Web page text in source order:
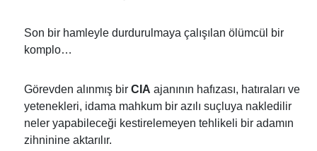
Son bir hamleyle durdurulmaya çalışılan ölümcül bir
komplo…
Görevden alınmış bir CIA ajanının hafızası, hatıraları ve
yetenekleri, idama mahkum bir azılı suçluya nakledilir
neler yapabileceği kestirelemeyen tehlikeli bir adamın
zihninine aktarılır.